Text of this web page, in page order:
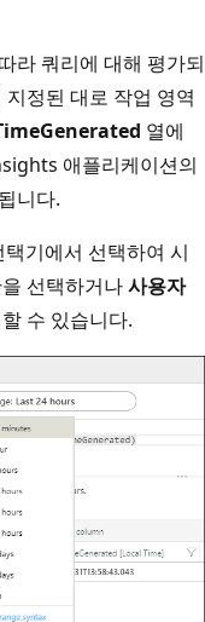
라 쿼리에 대해 평가되
정된 대로 작업 영역
열에
애플리케이션의
니다.
기에서 선택하여 시
선택하거나사용자
수 있습니다.